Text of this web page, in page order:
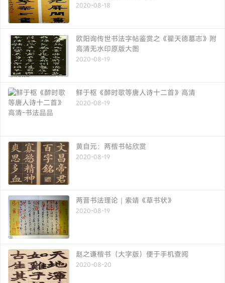
2020-08-18
欧阳询传世书法字帖鉴赏之《翟天德墓志》附
高清无水印原版大图
2020-08-19
鲜于枢《醉时歌等唐人诗十二首》高清
2020-08-19
黄自元：两楷书帖欣赏
2020-08-19
两晋书法理论｜索靖《草书状》
2020-08-19
赵之谦楷书（大字版）便于手机查阅
2020-08-20